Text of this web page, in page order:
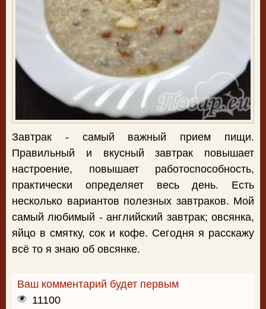
Завтрак - самый важный прием пищи.
Правильный и вкусный завтрак повышает
настроение, повышает работоспособность,
практически определяет весь день. Есть
несколько вариантов полезных завтраков. Мой
самый любимый - английский завтрак; овсянка,
яйцо в смятку, сок и кофе. Сегодня я расскажу
всё то я знаю об овсянке.
Ваш комментарий будет первым
11100